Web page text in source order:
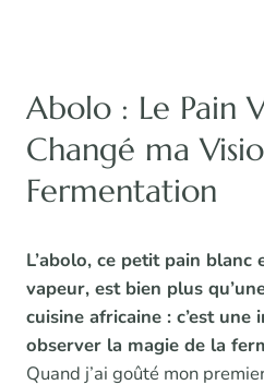
Abolo : Le Pain
Changé ma
Fermentation
L’abolo, ce petit pain
vapeur, est bien plus
cuisine africaine : c’est
observer la magie de la
Quand j’ai goûté mon